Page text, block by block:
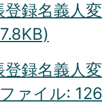
録名義人
録名義人
ァイル: